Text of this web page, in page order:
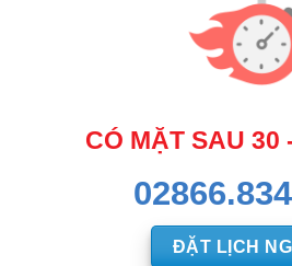
CÓ MẶT SAU 30
ĐẶT LỊCH